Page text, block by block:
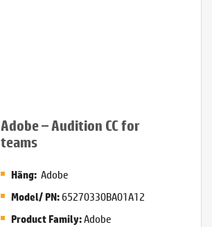
Adobe – Audition CC for
teams
Hãng: Adobe
Model/ PN:65270330BA01A12
Product Family:Adobe